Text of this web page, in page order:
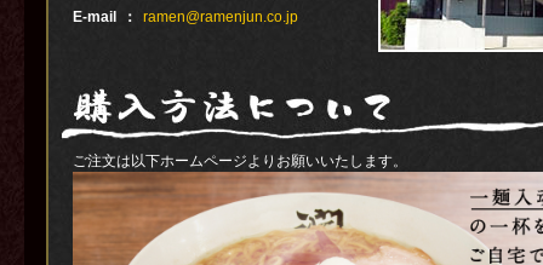
E-mail
： ramen@ramenjun.co.jp
ご注文は以下ホームページよりお願いいたします。